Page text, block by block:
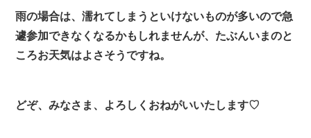
雨の場合は、濡れてしまうといけないものが多いので急
遽参加できなくなるかもしれませんが、たぶんいまのと
ころお天気はよさそうですね。
どぞ、みなさま、よろしくおねがいいたします♡